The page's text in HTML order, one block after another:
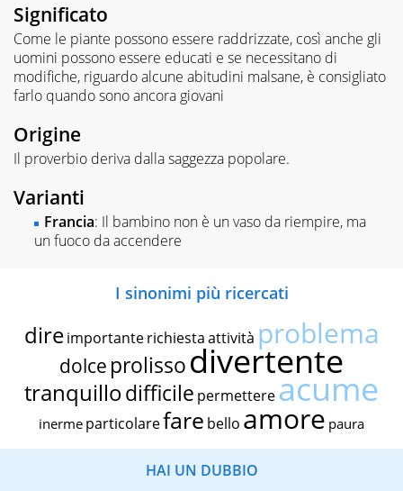
Significato
Come le piante possono essere raddrizzate, così anche gli
uomini possono essere educati e se necessitano di
modifiche, riguardo alcune abitudini malsane, è consigliato
farlo quando sono ancora giovani
Origine
Il proverbio deriva dalla saggezza popolare.
Varianti
Francia: Il bambino non è un vaso da riempire, ma
un fuoco da accendere
I sinonimi più ricercati
dire importante richiestaattività problema
dolce prolissodivertente
tranquillodifficile permettereacume
inerme particolarefare bello amore paura
HAI UN DUBBIO